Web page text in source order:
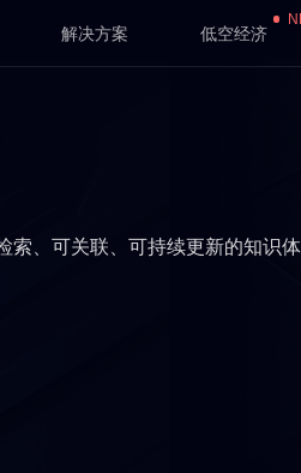
解决方案 低空经济
索、可关联、可持续更新的知识